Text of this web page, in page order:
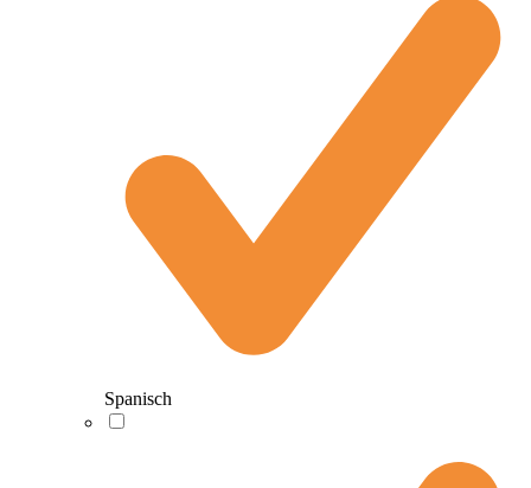
Spanisch